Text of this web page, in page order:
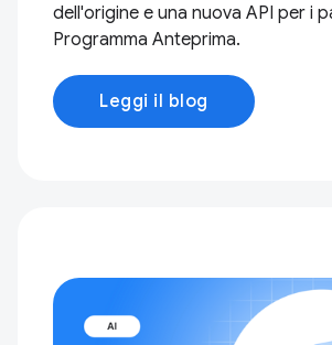
dell'origine e una nuova API per i
Programma Anteprima.
Leggi il blog